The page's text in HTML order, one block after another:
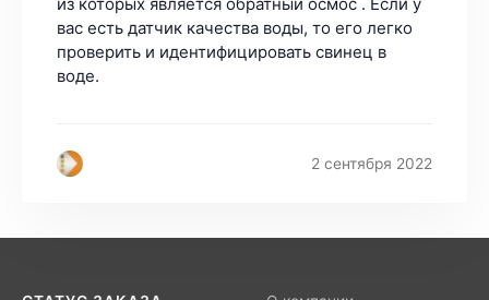
вас есть датчик качества воды, то его легко
проверить и идентифицировать свинец в
воде.
2 сентября 2022